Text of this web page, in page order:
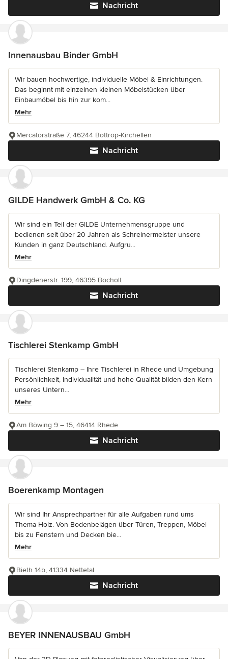
Nachricht
Innenausbau Binder GmbH
Wir bauen hochwertige, individuelle Möbel & Einrichtungen.
Das beginnt mit einzelnen kleinen Möbelstücken über
Einbaumöbel bis hin zur kom...
Mehr
Nachricht
Mercatorstraße 7, 46244 Bottrop-Kirchellen
GILDE Handwerk GmbH & Co. KG
Wir sind ein Teil der GILDE Unternehmensgruppe und
bedienen seit über 20 Jahren als Schreinermeister unsere
Kunden in ganz Deutschland. Aufgru...
Mehr
Nachricht
Dingdenerstr. 199, 46395 Bocholt
Tischlerei Stenkamp GmbH
Tischlerei Stenkamp – Ihre Tischlerei in Rhede und Umgebung
Persönlichkeit, Individualität und hohe Qualität bilden den Kern
unseres Untern...
Mehr
Nachricht
Am Böwing 9 – 15, 46414 Rhede
Boerenkamp Montagen
Wir sind Ihr Ansprechpartner für alle Aufgaben rund ums
Thema Holz. Von Bodenbelägen über Türen, Treppen, Möbel
bis zu Fenstern und Decken bie...
Mehr
Nachricht
Bieth 14b, 41334 Nettetal
BEYER INNENAUSBAU GmbH